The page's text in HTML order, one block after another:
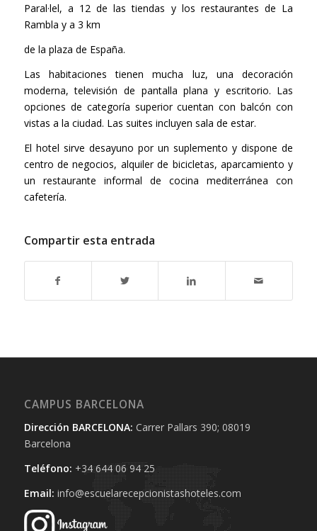
Paral·lel, a 12 de las tiendas y los restaurantes de La
Rambla y a 3 km
de la plaza de España.
Las habitaciones tienen mucha luz, una decoración
moderna, televisión de pantalla plana y escritorio. Las
opciones de categoría superior cuentan con balcón con
vistas a la ciudad. Las suites incluyen sala de estar.
El hotel sirve desayuno por un suplemento y dispone de
centro de negocios, alquiler de bicicletas, aparcamiento y
un restaurante informal de cocina mediterránea con
cafetería.
Compartir esta entrada
CAMPUS BARCELONA
Dirección BARCELONA: Carrer Pallars 390; 08019
Barcelona
Teléfono: +34 644 06 94 25‬
Email: info@escuelarecepcionistashoteles.com